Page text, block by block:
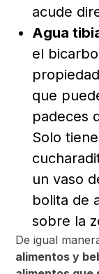
acude
Agua
el
que
padeces
Solo
un vaso
bolita de
sobre la
De igual
alimentos y